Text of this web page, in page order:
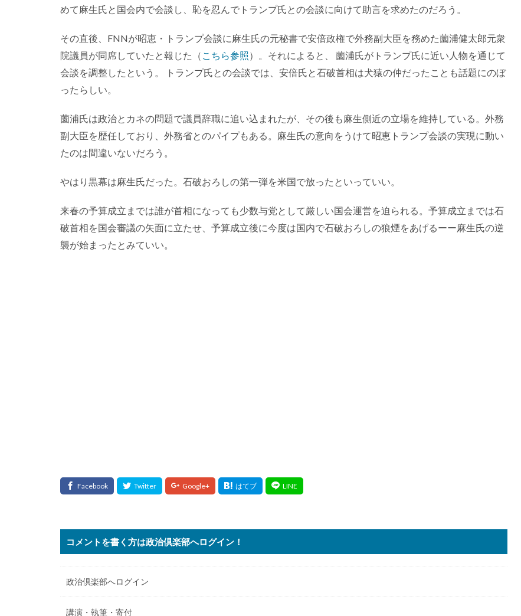
めて麻生氏と国会内で会談し、恥を忍んでトランプ氏との会談に向けて助言を求めたのだろう。
その直後、FNNが昭恵・トランプ会談に麻生氏の元秘書で安倍政権で外務副大臣を務めた薗浦健太郎元衆
院議員が同席していたと報じた（ こちら参照）。それによると、 薗浦氏がトランプ氏に近い人物を通じて
会談を調整したという。 トランプ氏との会談では、安倍氏と石破首相は犬猿の仲だったことも話題にのぼ
ったらしい。
薗浦氏は政治とカネの問題で議員辞職に追い込まれたが、その後も麻生側近の立場を維持している。外務
副大臣を歴任しており、外務省とのパイプもある。麻生氏の意向をうけて昭恵トランプ会談の実現に動い
たのは間違いないだろう。
やはり黒幕は麻生氏だった。石破おろしの第一弾を米国で放ったといっていい。
来春の予算成立までは誰が首相になっても少数与党として厳しい国会運営を迫られる。予算成立までは石
破首相を国会審議の矢面に立たせ、予算成立後に今度は国内で石破おろしの狼煙をあげるーー麻生氏の逆
襲が始まったとみていい。
コメントを書く方は政治倶楽部へログイン！
政治倶楽部へログイン
講演・執筆・寄付